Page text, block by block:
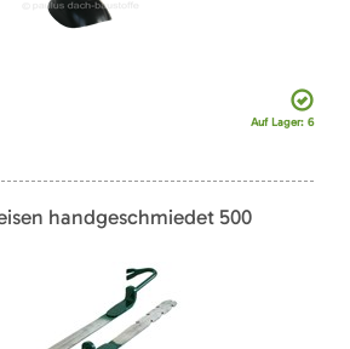
Auf Lager: 6
handgeschmiedet 500